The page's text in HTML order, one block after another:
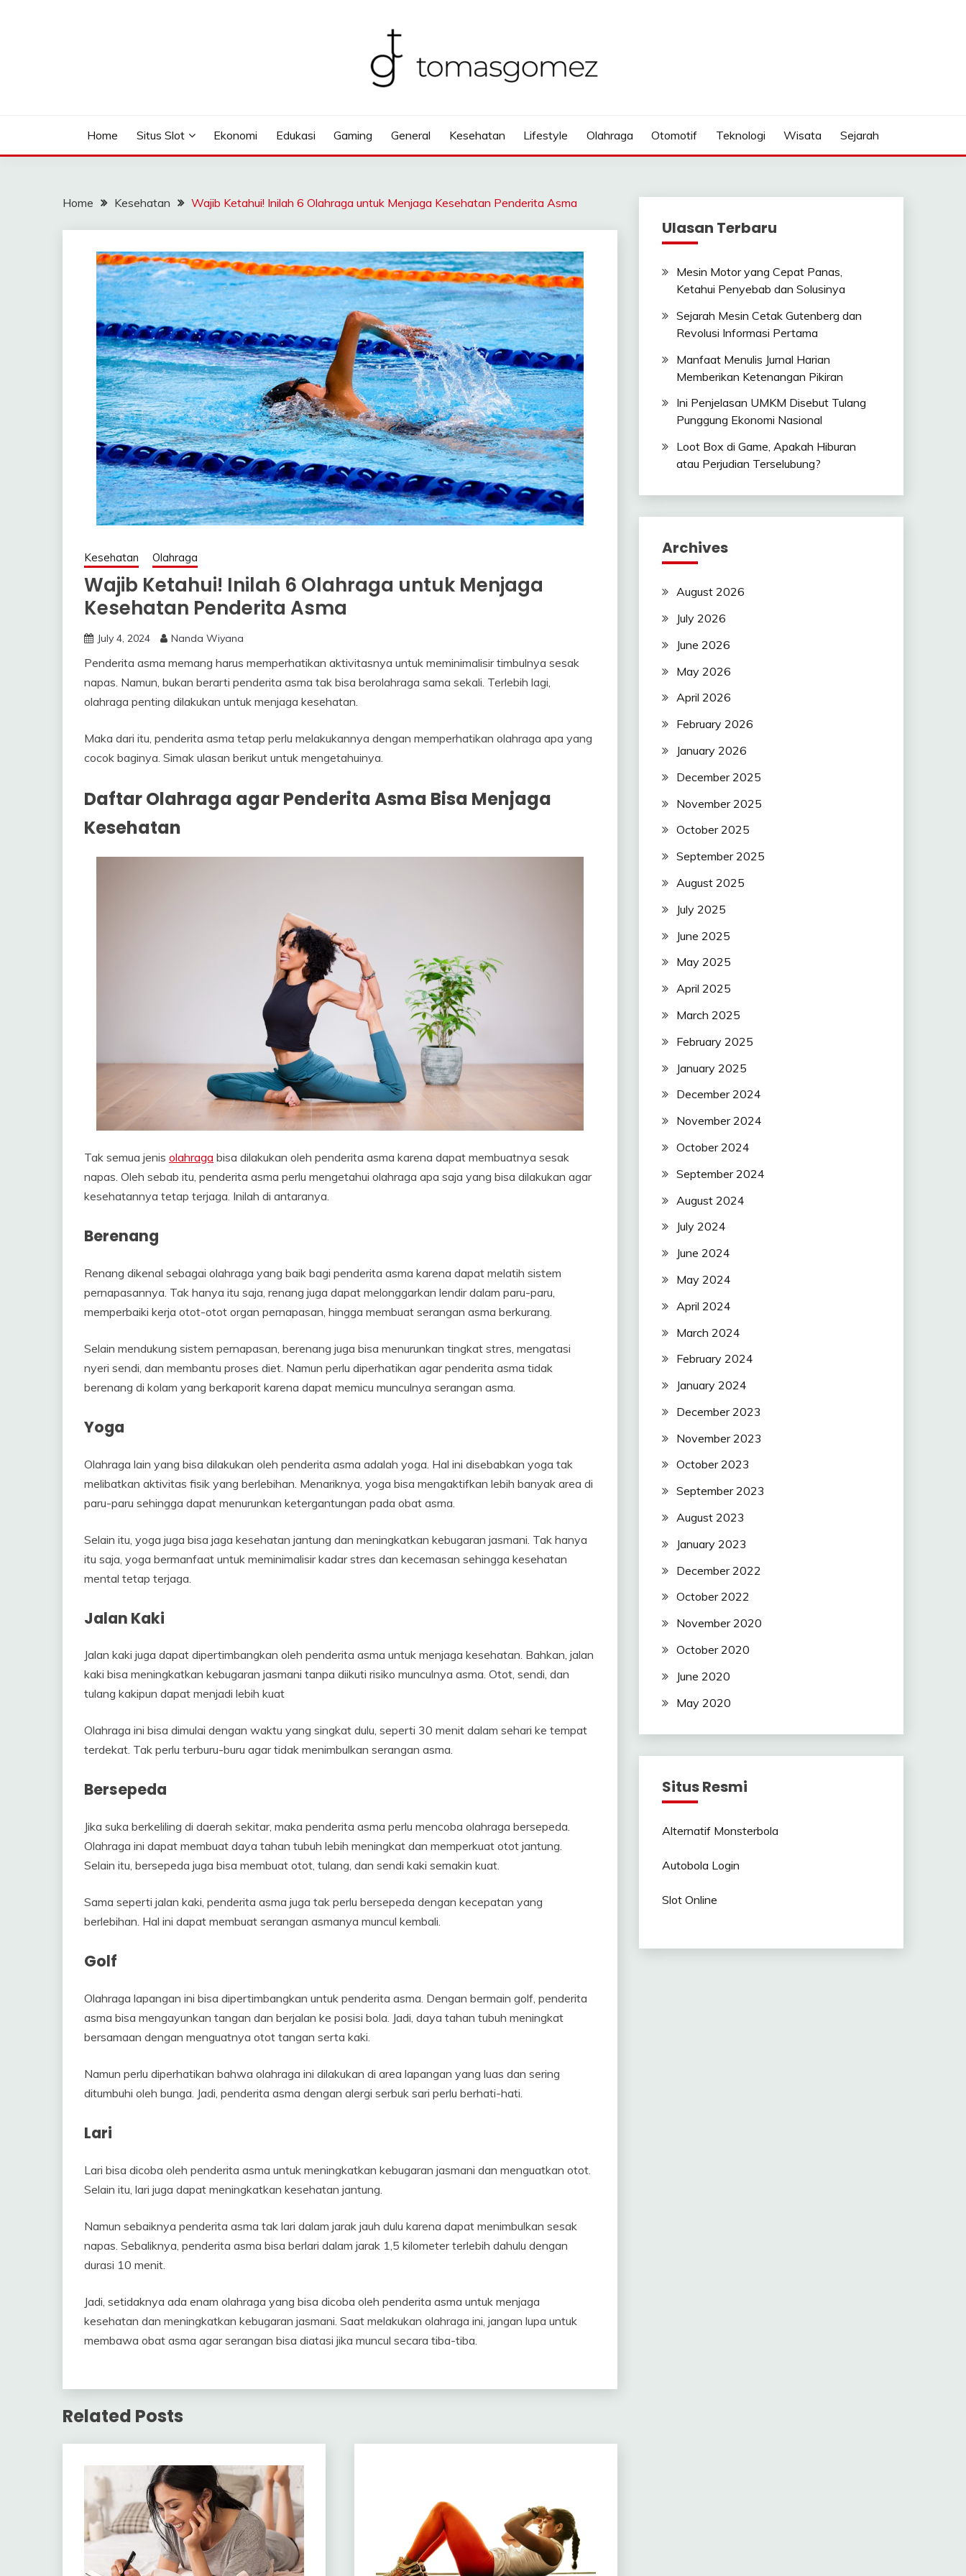
Home Situs Slot Ekonomi Edukasi Gaming General Kesehatan Lifestyle Olahraga Otomotif Teknologi Wisata Sejarah
Home Kesehatan Wajib Ketahui! Inilah 6 Olahraga untuk Menjaga Kesehatan Penderita Asma
Kesehatan Olahraga
Wajib Ketahui! Inilah 6 Olahraga untuk Menjaga
Kesehatan Penderita Asma
July 4, 2024 Nanda Wiyana
Penderita asma memang harus memperhatikan aktivitasnya untuk meminimalisir timbulnya sesak
napas. Namun, bukan berarti penderita asma tak bisa berolahraga sama sekali. Terlebih lagi,
olahraga penting dilakukan untuk menjaga kesehatan.
Maka dari itu, penderita asma tetap perlu melakukannya dengan memperhatikan olahraga apa yang
cocok baginya. Simak ulasan berikut untuk mengetahuinya.
Daftar Olahraga agar Penderita Asma Bisa Menjaga
Kesehatan
Tak semua jenis olahraga bisa dilakukan oleh penderita asma karena dapat membuatnya sesak
napas. Oleh sebab itu, penderita asma perlu mengetahui olahraga apa saja yang bisa dilakukan agar
kesehatannya tetap terjaga. Inilah di antaranya.
Berenang
Renang dikenal sebagai olahraga yang baik bagi penderita asma karena dapat melatih sistem
pernapasannya. Tak hanya itu saja, renang juga dapat melonggarkan lendir dalam paru-paru,
memperbaiki kerja otot-otot organ pernapasan, hingga membuat serangan asma berkurang.
Selain mendukung sistem pernapasan, berenang juga bisa menurunkan tingkat stres, mengatasi
nyeri sendi, dan membantu proses diet. Namun perlu diperhatikan agar penderita asma tidak
berenang di kolam yang berkaporit karena dapat memicu munculnya serangan asma.
Yoga
Olahraga lain yang bisa dilakukan oleh penderita asma adalah yoga. Hal ini disebabkan yoga tak
melibatkan aktivitas fisik yang berlebihan. Menariknya, yoga bisa mengaktifkan lebih banyak area di
paru-paru sehingga dapat menurunkan ketergantungan pada obat asma.
Selain itu, yoga juga bisa jaga kesehatan jantung dan meningkatkan kebugaran jasmani. Tak hanya
itu saja, yoga bermanfaat untuk meminimalisir kadar stres dan kecemasan sehingga kesehatan
mental tetap terjaga.
Jalan Kaki
Jalan kaki juga dapat dipertimbangkan oleh penderita asma untuk menjaga kesehatan. Bahkan, jalan
kaki bisa meningkatkan kebugaran jasmani tanpa diikuti risiko munculnya asma. Otot, sendi, dan
tulang kakipun dapat menjadi lebih kuat
Olahraga ini bisa dimulai dengan waktu yang singkat dulu, seperti 30 menit dalam sehari ke tempat
terdekat. Tak perlu terburu-buru agar tidak menimbulkan serangan asma.
Bersepeda
Jika suka berkeliling di daerah sekitar, maka penderita asma perlu mencoba olahraga bersepeda.
Olahraga ini dapat membuat daya tahan tubuh lebih meningkat dan memperkuat otot jantung.
Selain itu, bersepeda juga bisa membuat otot, tulang, dan sendi kaki semakin kuat.
Sama seperti jalan kaki, penderita asma juga tak perlu bersepeda dengan kecepatan yang
berlebihan. Hal ini dapat membuat serangan asmanya muncul kembali.
Golf
Olahraga lapangan ini bisa dipertimbangkan untuk penderita asma. Dengan bermain golf, penderita
asma bisa mengayunkan tangan dan berjalan ke posisi bola. Jadi, daya tahan tubuh meningkat
bersamaan dengan menguatnya otot tangan serta kaki.
Namun perlu diperhatikan bahwa olahraga ini dilakukan di area lapangan yang luas dan sering
ditumbuhi oleh bunga. Jadi, penderita asma dengan alergi serbuk sari perlu berhati-hati.
Lari
Lari bisa dicoba oleh penderita asma untuk meningkatkan kebugaran jasmani dan menguatkan otot.
Selain itu, lari juga dapat meningkatkan kesehatan jantung.
Namun sebaiknya penderita asma tak lari dalam jarak jauh dulu karena dapat menimbulkan sesak
napas. Sebaliknya, penderita asma bisa berlari dalam jarak 1,5 kilometer terlebih dahulu dengan
durasi 10 menit.
Jadi, setidaknya ada enam olahraga yang bisa dicoba oleh penderita asma untuk menjaga
kesehatan dan meningkatkan kebugaran jasmani. Saat melakukan olahraga ini, jangan lupa untuk
membawa obat asma agar serangan bisa diatasi jika muncul secara tiba-tiba.
Related Posts
Ulasan Terbaru
Mesin Motor yang Cepat Panas,
Ketahui Penyebab dan Solusinya
Sejarah Mesin Cetak Gutenberg dan
Revolusi Informasi Pertama
Manfaat Menulis Jurnal Harian
Memberikan Ketenangan Pikiran
Ini Penjelasan UMKM Disebut Tulang
Punggung Ekonomi Nasional
Loot Box di Game, Apakah Hiburan
atau Perjudian Terselubung?
Archives
August 2026
July 2026
June 2026
May 2026
April 2026
February 2026
January 2026
December 2025
November 2025
October 2025
September 2025
August 2025
July 2025
June 2025
May 2025
April 2025
March 2025
February 2025
January 2025
December 2024
November 2024
October 2024
September 2024
August 2024
July 2024
June 2024
May 2024
April 2024
March 2024
February 2024
January 2024
December 2023
November 2023
October 2023
September 2023
August 2023
January 2023
December 2022
October 2022
November 2020
October 2020
June 2020
May 2020
Situs Resmi
Alternatif Monsterbola
Autobola Login
Slot Online